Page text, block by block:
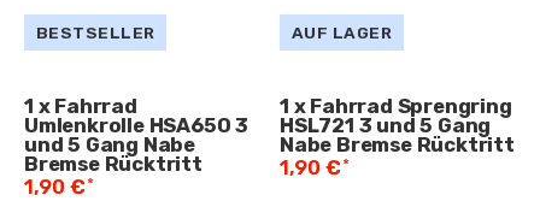
BESTSELLER
1 x Fahrrad
Umlenkrolle HSA650 3
und 5 Gang Nabe
Bremse Rücktritt
1,90 €*
AUF LAGER
1 x Fahrrad Sprengring
HSL721 3 und 5 Gang
Nabe Bremse Rücktritt
1,90 €*